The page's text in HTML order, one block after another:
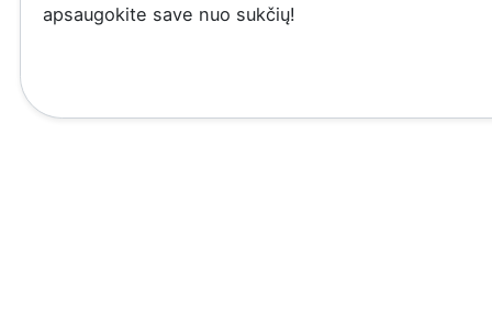
apsaugokite save nuo sukčių!